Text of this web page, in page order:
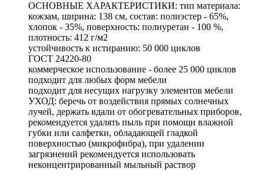
ОСНОВНЫЕ ХАРАКТЕРИСТИКИ: тип материала:
кожзам, ширина: 138 см, состав: полиэстер - 65%,
хлопок - 35%, поверхность: полиуретан - 100 %,
плотность: 412 г/м2
устойчивость к истиранию: 50 000 циклов
ГОСТ 24220-80
коммерческое использование - более 25 000 циклов
подходит для любых форм мебели
подходит для несущих нагрузку элементов мебели
УХОД: беречь от воздействия прямых солнечных
лучей, держать вдали от обогревательных приборов,
рекомендуется удалять пыль при помощи влажной
губки или салфетки, обладающей гладкой
поверхностью (микрофибра), при удалении
загрязнений рекомендуется использовать
неконцентрированный мыльный раствор